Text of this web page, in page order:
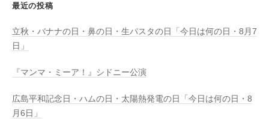
最近の投稿
立秋・バナナの日・鼻の日・生パスタの日「今日は何の日・8月7
日」
『マンマ・ミーア！』シドニー公演
広島平和記念日・ハムの日・太陽熱発電の日「今日は何の日・8
月6日」